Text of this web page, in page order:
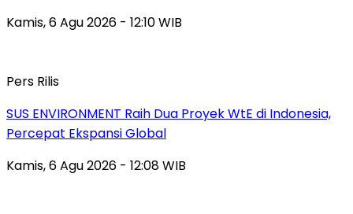
Kamis, 6 Agu 2026 - 12:10 WIB
Pers Rilis
SUS ENVIRONMENT Raih Dua Proyek WtE di Indonesia,
Percepat Ekspansi Global
Kamis, 6 Agu 2026 - 12:08 WIB